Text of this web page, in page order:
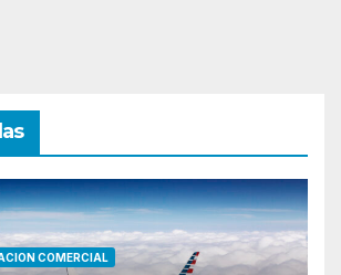
COMERCIAL